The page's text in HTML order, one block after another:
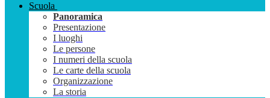
Scuola
Panoramica
Presentazione
I luoghi
Le persone
I numeri della scuola
Le carte della scuola
Organizzazione
La storia